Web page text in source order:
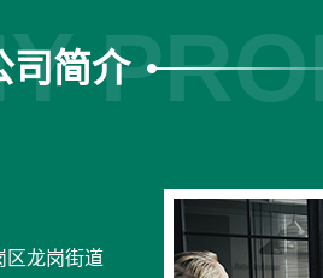
司简介
区龙岗街道